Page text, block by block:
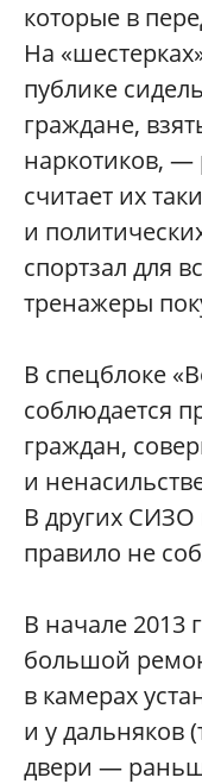
которые в
На
публике
граждане,
наркотиков, —
считает их
и
спортзал для
тренажеры
В спецблоке
соблюдается
граждан,
и
В других
правило не
В начале 2013
большой
в камерах
и у дальняков
двери —